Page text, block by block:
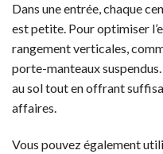
Dans une entrée, chaque
est petite. Pour optimiser
rangement verticales,
porte-manteaux
au sol tout en offrant
affaires.
Vous pouvez également